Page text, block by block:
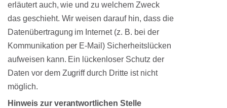
erläutert auch, wie und zu welchem Zweck
das geschieht. Wir weisen darauf hin, dass die
Datenübertragung im Internet (z. B. bei der
Kommunikation per E-Mail) Sicherheitslücken
aufweisen kann. Ein lückenloser Schutz der
Daten vor dem Zugriff durch Dritte ist nicht
möglich.
Hinweis zur verantwortlichen Stelle